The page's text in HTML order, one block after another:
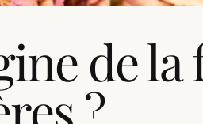
de la
?